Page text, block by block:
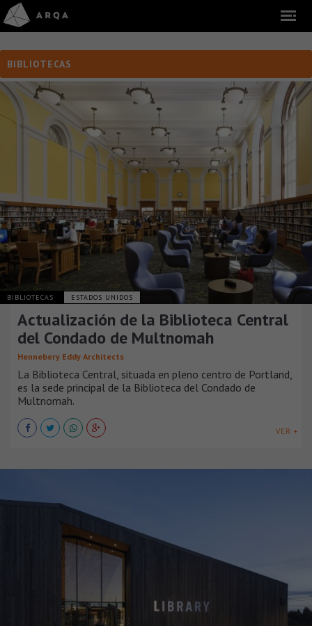
BIBLIOTECAS
BIBLIOTECAS ESTADOS UNIDOS
Actualización de la Biblioteca Central
del Condado de Multnomah
Hennebery Eddy Architects
La Biblioteca Central, situada en pleno centro de Portland,
es la sede principal de la Biblioteca del Condado de
Multnomah.
VER +